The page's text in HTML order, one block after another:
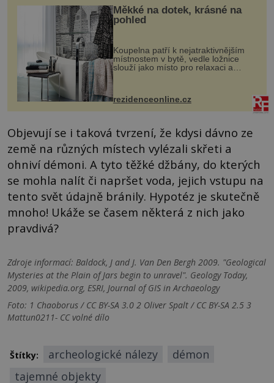
Měkké na dotek, krásné na
pohled
Koupelna patří k nejatraktivnějším
místnostem v bytě, vedle ložnice
slouží jako místo pro relaxaci a
odpočinek. Koupelnový textil –
ručníky, osušky a koberečky –
mohou jako mávnutím kouzelného
proutku...
rezidenceonline.cz
Objevují se i taková tvrzení, že kdysi dávno ze
země na různých místech vylézali skřeti a
ohniví démoni. A tyto těžké džbány, do kterých
se mohla nalít či napršet voda, jejich vstupu na
tento svět údajně bránily. Hypotéz je skutečně
mnoho! Ukáže se časem některá z nich jako
pravdivá?
Zdroje informací: Baldock, J and J. Van Den Bergh 2009. "Geological
Mysteries at the Plain of Jars begin to unravel". Geology Today,
2009, wikipedia.org, ESRI, Journal of GIS in Archaeology
Foto: 1 Chaoborus / CC BY-SA 3.0 2 Oliver Spalt / CC BY-SA 2.5 3
Mattun0211- CC volné dílo
Štítky: archeologické nálezy
démon
tajemné objekty